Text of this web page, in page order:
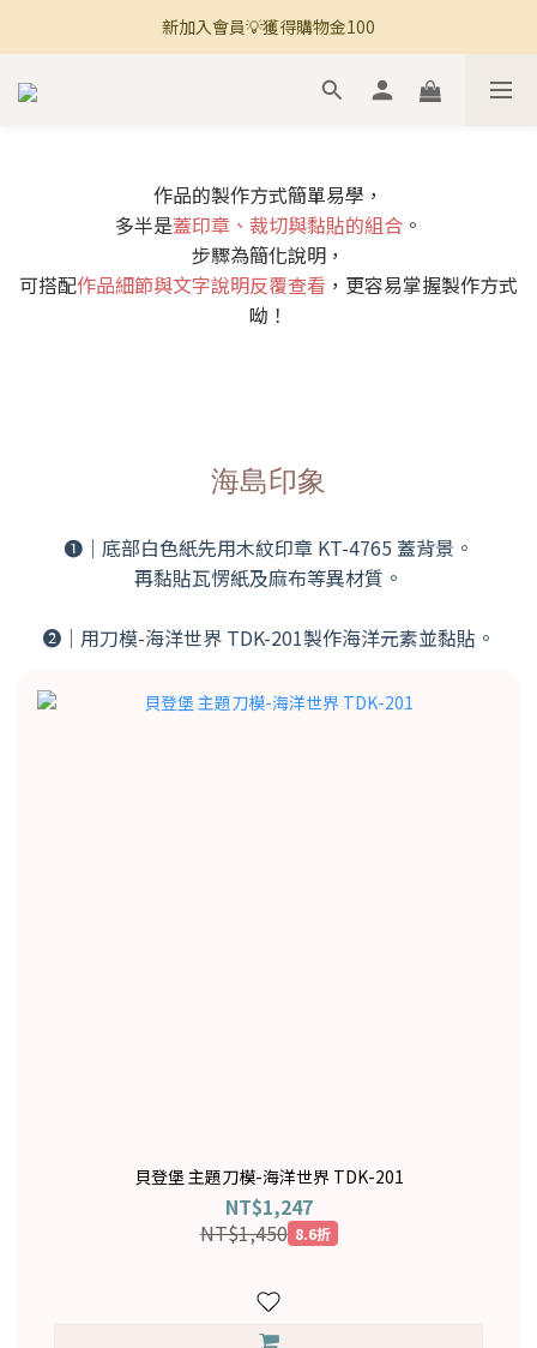
🚚 全館滿800免運 🚚
新加入會員💡獲得購物金100
🚚 全館滿800免運 🚚
作品的製作方式簡單易學，
多半是蓋印章、裁切與黏貼的組合 。
步驟為簡化說明，
可搭配作品細節與文字說明反覆查看 ，更容易掌握製作方式
呦！
海島印象
❶｜底部白色紙先用木紋印章 KT-4765 蓋背景。
再黏貼瓦愣紙及麻布等異材質。
➋｜用刀模-海洋世界 TDK-201製作海洋元素並黏貼。
貝登堡 主題刀模-海洋世界 TDK-201
NT$1,247
NT$1,450 8.6折